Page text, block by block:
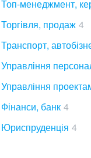
Топ-менеджмент,
Торгівля, продаж 4
Транспорт,
Управління
Управління
Фінанси, банк 4
Юриспруденція 4